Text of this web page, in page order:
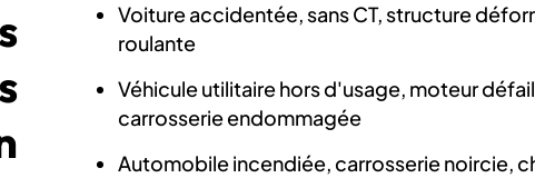
Voiture accidentée, sans CT, structure
roulante
Véhicule utilitaire hors d'usage, moteur
carrosserie endommagée
Automobile incendiée, carrosserie noircie,